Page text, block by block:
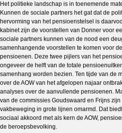
Het politieke landschap is in toenemende
Kunnen de sociale partners het gat dat de
hervorming van het pensioenstelsel is
kabinet zijn de voorstellen van Donner voor
sociale partners kunnen van de nood een
samenhangende voorstellen te komen voor
pensioenen. Deze twee pijlers van het
ongeveer de helft van de totale
samenhang worden bezien. Ten tijde van de
over de AOW van het afgelopen najaar
analyses over de aanvullende pensioenen.
van de commissies Goudswaard en Frijns
vakbeweging in grote lijnen omarmd. Dat
sociaal akkoord met als kern de AOW,
de beroepsbevolking.